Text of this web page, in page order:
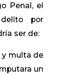
Penal, el
por
ser de:
y multa de
un